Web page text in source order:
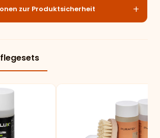
zur Produktsicherheit